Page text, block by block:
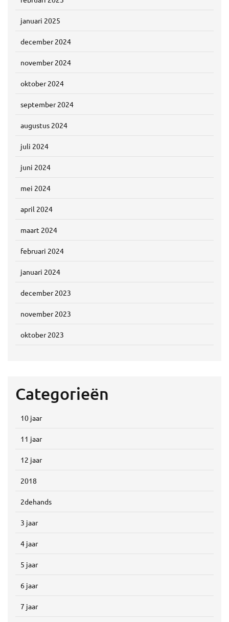
januari 2025
december 2024
november 2024
oktober 2024
september 2024
augustus 2024
juli 2024
juni 2024
mei 2024
april 2024
maart 2024
februari 2024
januari 2024
december 2023
november 2023
oktober 2023
Categorieën
10 jaar
11 jaar
12 jaar
2018
2dehands
3 jaar
4 jaar
5 jaar
6 jaar
7 jaar